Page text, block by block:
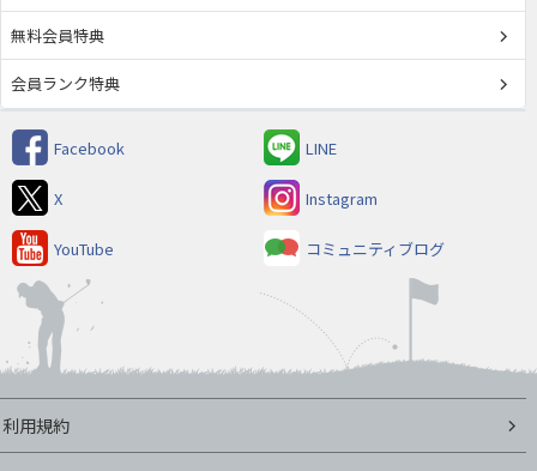
無料会員特典
会員ランク特典
Facebook LINE
X Instagram
YouTube コミュニティブログ
利用規約